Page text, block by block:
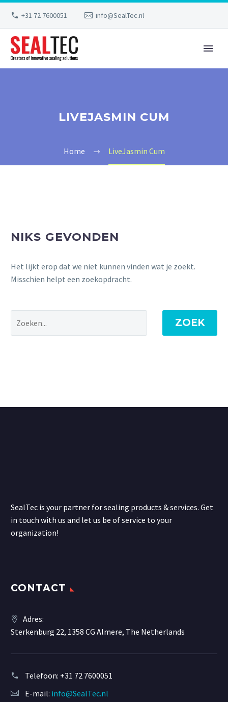
+31 72 7600051 info@SealTec.nl
LIVEJASMIN CUM
Home LiveJasmin Cum
NIKS GEVONDEN
Het lijkt erop dat we niet kunnen vinden wat je zoekt.
Misschien helpt een zoekopdracht.
ZOEK
SealTec is your partner for sealing products & services. Get
in touch with us and let us be of service to your
organization!
CONTACT
Adres:
Sterkenburg 22, 1358 CG Almere, The Netherlands
Telefoon: +31 72 7600051
E-mail: info@SealTec.nl